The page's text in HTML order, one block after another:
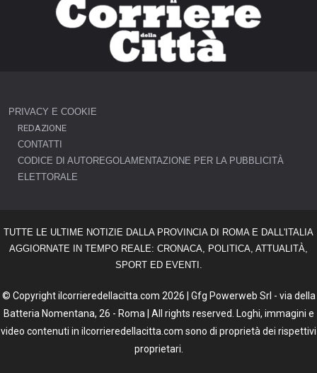
PRIVACY E COOKIE
REDAZIONE
CONTATTI
CODICE DI AUTOREGOLAMENTAZIONE PER LA PUBBLICITÀ
ELETTORALE
TUTTE LE ULTIME NOTIZIE DALLA PROVINCIA DI ROMA E DALL'ITALIA
AGGIORNATE IN TEMPO REALE: CRONACA, POLITICA, ATTUALITÀ,
SPORT ED EVENTI.
© Copyright ilcorrieredellacitta.com 2026 | Gfg Powerweb Srl - via della
Batteria Nomentana, 26 - Roma | All rights reserved. Loghi, immagini e
video contenuti in ilcorrieredellacitta.com sono di proprietà dei rispettivi
proprietari.